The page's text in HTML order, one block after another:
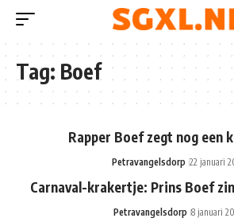
Tag: Boef
Rapper Boef zegt nog een
Petravangelsdorp 22 januari
Carnaval-krakertje: Prins Boef
Petravangelsdorp 8 januari